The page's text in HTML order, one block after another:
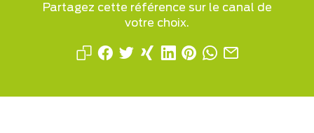
Partagez cette référence sur le canal de
votre choix.